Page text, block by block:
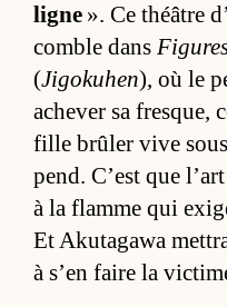
ligne ». Ce théâtre
comble dans
(Jigokuhen), où le
ache­ver sa fresque,
fille brû­ler vive
pend. C’est que
à la flamme qui
Et Aku­ta­gawa
à s’en faire la